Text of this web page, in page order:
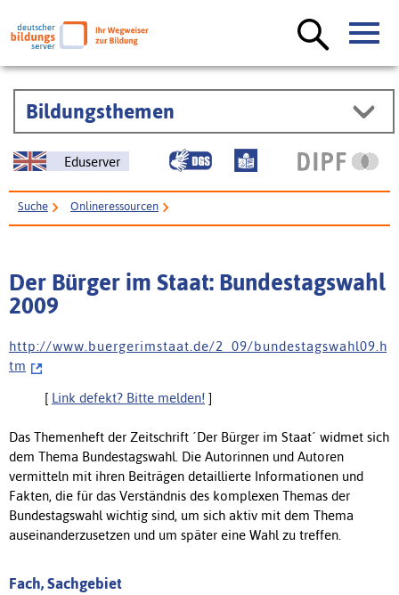
Bildungsthemen
Eduserver
Suche Onlineressourcen
Der Bürger im Staat: Bundestagswahl
2009
h t t p : / / w w w . b u e r g e r i m s t a a t . d e / 2 _ 0 9 / b u n d e s t a g s w a h l 0 9 . h
t m
[ Link defekt? Bitte melden! ]
Das Themenheft der Zeitschrift ´Der Bürger im Staat´ widmet sich
dem Thema Bundestagswahl. Die Autorinnen und Autoren
vermitteln mit ihren Beiträgen detaillierte Informationen und
Fakten, die für das Verständnis des komplexen Themas der
Bundestagswahl wichtig sind, um sich aktiv mit dem Thema
auseinanderzusetzen und um später eine Wahl zu treffen.
Fach, Sachgebiet